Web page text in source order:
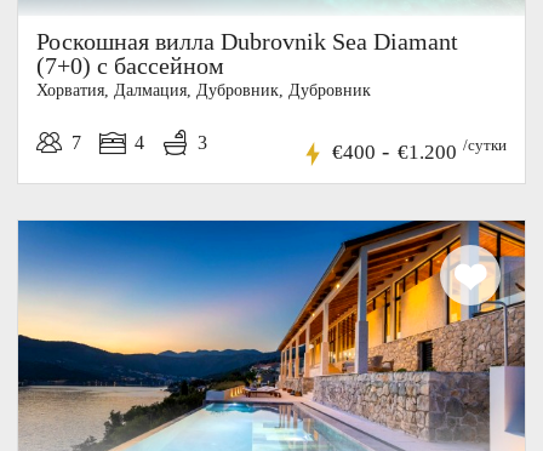
Роскошная вилла Dubrovnik Sea Diamant
(7+0) с бассейном
Хорватия, Далмация, Дубровник, Дубровник
7 4 3 €400 - €1.200 /сутки